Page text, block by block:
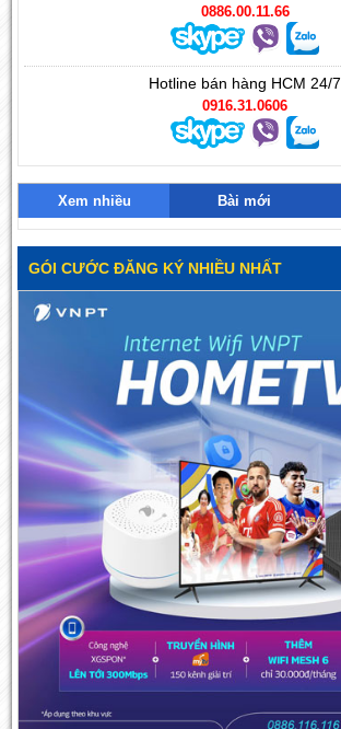
0886.00.11.66
Hotline bán hàng HCM 24/7
0916.31.0606
Xem nhiều Bài mới
GÓI CƯỚC ĐĂNG KÝ NHIỀU NHẤT